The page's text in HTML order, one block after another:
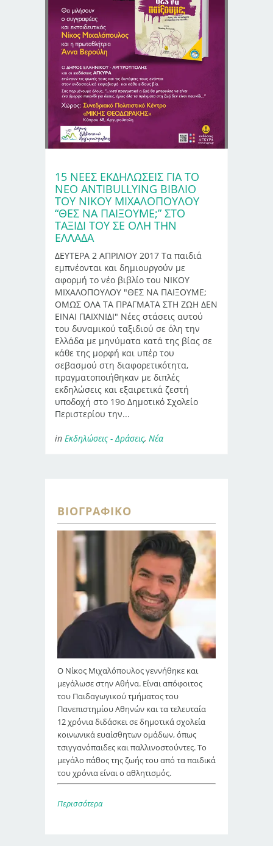
15 ΝΕΕΣ ΕΚΔΗΛΩΣΕΙΣ ΓΙΑ ΤΟ
ΝΕΟ ANTIBULLYING ΒΙΒΛΙΟ
ΤΟΥ ΝΙΚΟΥ ΜΙΧΑΛΟΠΟΥΛΟΥ
“ΘΕΣ ΝΑ ΠΑΙΞΟΥΜΕ;” ΣΤΟ
ΤΑΞΙΔΙ ΤΟΥ ΣΕ ΟΛΗ ΤΗΝ
ΕΛΛΑΔΑ
ΔΕΥΤΕΡΑ 2 ΑΠΡΙΛΙΟΥ 2017 Τα παιδιά
εμπνέονται και δημιουργούν με
αφορμή το νέο βιβλίο του ΝΙΚΟΥ
ΜΙΧΑΛΟΠΟΥΛΟΥ "ΘΕΣ ΝΑ ΠΑΙΞΟΥΜΕ;
ΟΜΩΣ ΟΛΑ ΤΑ ΠΡΑΓΜΑΤΑ ΣΤΗ ΖΩΗ ΔΕΝ
ΕΙΝΑΙ ΠΑΙΧΝΙΔΙ" Νέες στάσεις αυτού
του δυναμικού ταξιδιού σε όλη την
Ελλάδα με μηνύματα κατά της βίας σε
κάθε της μορφή και υπέρ του
σεβασμού στη διαφορετικότητα,
πραγματοποιήθηκαν με διπλές
εκδηλώσεις και εξαιρετικά ζεστή
υποδοχή στο 19ο Δημοτικό Σχολείο
Περιστερίου την...
in Εκδηλώσεις - Δράσεις, Νέα
ΒΙΟΓΡΑΦΙΚΌ
Ο Νίκος Μιχαλόπουλος γεννήθηκε και
μεγάλωσε στην Αθήνα. Είναι απόφοιτος
του Παιδαγωγικού τμήματος του
Πανεπιστημίου Αθηνών και τα τελευταία
12 χρόνια διδάσκει σε δημοτικά σχολεία
κοινωνικά ευαίσθητων ομάδων, όπως
τσιγγανόπαιδες και παλλινοστούντες. Το
μεγάλο πάθος της ζωής του από τα παιδικά
του χρόνια είναι ο αθλητισμός.
Περισσότερα